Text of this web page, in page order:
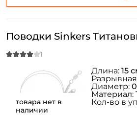
товара нет в
наличии
Поводки Sinkers
Длина: 15
Разрывная
Диаметр:
Материал:
Кол-во в